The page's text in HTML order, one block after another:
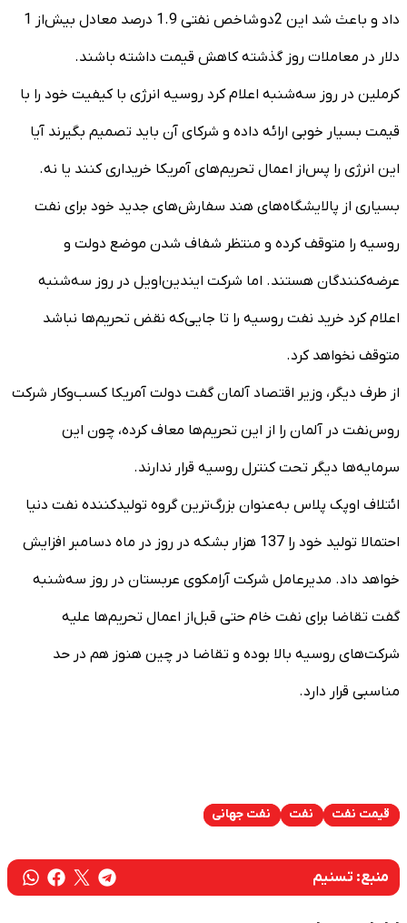
داد و باعث شد این 2دو شاخص نفتی 1.9 درصد معادل بیش‌از 1
دلار در معاملات روز گذشته کاهش قیمت داشته باشند.
کرملین در روز سه‌شنبه اعلام کرد روسیه انرژی با کیفیت خود را با
قیمت بسیار خوبی ارائه داده و شرکای آن باید تصمیم بگیرند آیا
این انرژی را پس‌از اعمال تحریم‌های آمریکا خریداری کنند یا نه.
بسیاری از پالایشگاه‌های هند سفارش‌های جدید خود برای نفت
روسیه را متوقف کرده و منتظر شفاف شدن موضع دولت و
عرضه‌کنندگان هستند. اما شرکت ایندین‌اویل در روز سه‌شنبه
اعلام کرد خرید نفت روسیه را تا جایی‌که نقض تحریم‌ها نباشد
متوقف نخواهد کرد.
از طرف دیگر، وزیر اقتصاد آلمان گفت دولت آمریکا کسب‌وکار شرکت
روس‌نفت در آلمان را از این تحریم‌ها معاف کرده، چون این
سرمایه‌ها دیگر تحت کنترل روسیه قرار ندارند.
ائتلاف اوپک پلاس به‌عنوان بزرگ‌ترین گروه تولیدکننده نفت دنیا
احتمالا تولید خود را 137 هزار بشکه در روز در ماه دسامبر افزایش
خواهد داد. مدیرعامل شرکت آرامکوی عربستان در روز سه‌شنبه
گفت تقاضا‌ برای نفت خام حتی قبل‌از اعمال تحریم‌ها علیه
شرکت‌های روسیه بالا بوده و تقاضا در چین هنوز هم در حد
مناسبی قرار دارد.
قیمت نفت نفت نفت جهانی
منبع: تسنیم